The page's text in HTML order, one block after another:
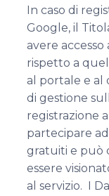
In caso di
Google, il
avere
rispetto a
al portale e al
di gestione
registrazione
partecipare
gratuiti e può
essere
al servizio. I